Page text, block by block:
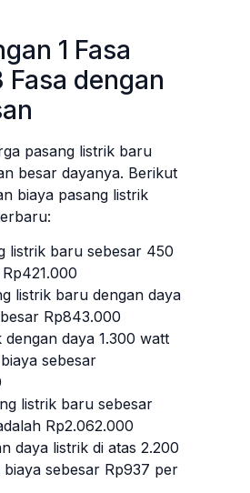
1 Fasa
Fasa dengan
pasang listrik baru
besar dayanya. Berikut
biaya pasang listrik
listrik baru sebesar 450
listrik baru dengan daya
Rp843.000
daya 1.300 watt
sebesar
listrik baru sebesar
Rp2.062.000
daya listrik di atas 2.200
biaya sebesar Rp937 per